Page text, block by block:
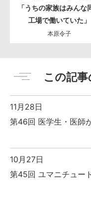
「うちの家族はみんな
工場で働いていた」
本原令子
この記
11月28日
第46回 医学生・医師
10月27日
第45回 ユマニチュー